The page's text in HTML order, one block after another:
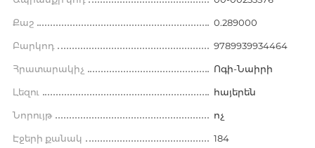
Քաշ 0.289000
Բարկոդ 9789939934464
Հրատարակիչ Ոգի-Նաիրի
Լեզու հայերեն
Նորույթ ոչ
Էջերի քանակ 184